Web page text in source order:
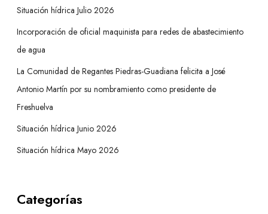
Situación hídrica Julio 2026
Incorporación de oficial maquinista para redes de abastecimiento
de agua
La Comunidad de Regantes Piedras-Guadiana felicita a José
Antonio Martín por su nombramiento como presidente de
Freshuelva
Situación hídrica Junio 2026
Situación hídrica Mayo 2026
Categorías